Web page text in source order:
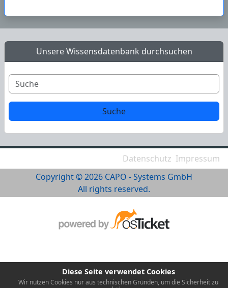
Unsere Wissensdatenbank durchsuchen
Datenschutz Impressum
Copyright © 2026 CAPO - Systems GmbH
All rights reserved.
Diese Seite verwendet Cookies
Wir nutzen Cookies nur aus technischen Gründen, um die Sicherheit zu